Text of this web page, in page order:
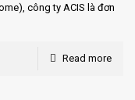
công ty ACIS là đơn
Read more